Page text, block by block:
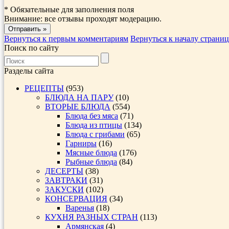
* Обязательные для заполнения поля
Внимание: все отзывы проходят модерацию.
Вернуться к первым комментариям Вернуться к началу
Поиск по сайту
Разделы сайта
РЕЦЕПТЫ (953)
БЛЮДА НА ПАРУ(10)
ВТОРЫЕ БЛЮДА (554)
Блюда без мяса (71)
Блюда из птицы (134)
Блюда с грибами (65)
Гарниры (16)
Мясные блюда (176)
Рыбные блюда (84)
ДЕСЕРТЫ (38)
ЗАВТРАКИ (31)
ЗАКУСКИ (102)
КОНСЕРВАЦИЯ (34)
Варенья (18)
КУХНЯ РАЗНЫХ СТРАН (113)
Армянская (4)